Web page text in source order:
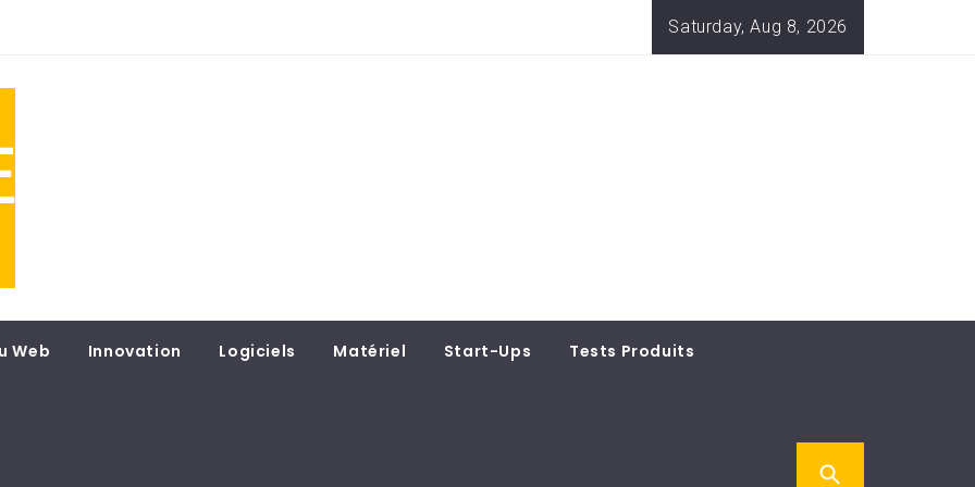
Saturday, Aug 8, 2026
Web Innovation Logiciels Matériel Start-Ups Tests Produits